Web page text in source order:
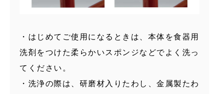
・はじめてご使用になるときは、本体を食器用
洗剤をつけた柔らかいスポンジなどでよく洗っ
てください。
・洗浄の際は、研磨材入りたわし、金属製たわ